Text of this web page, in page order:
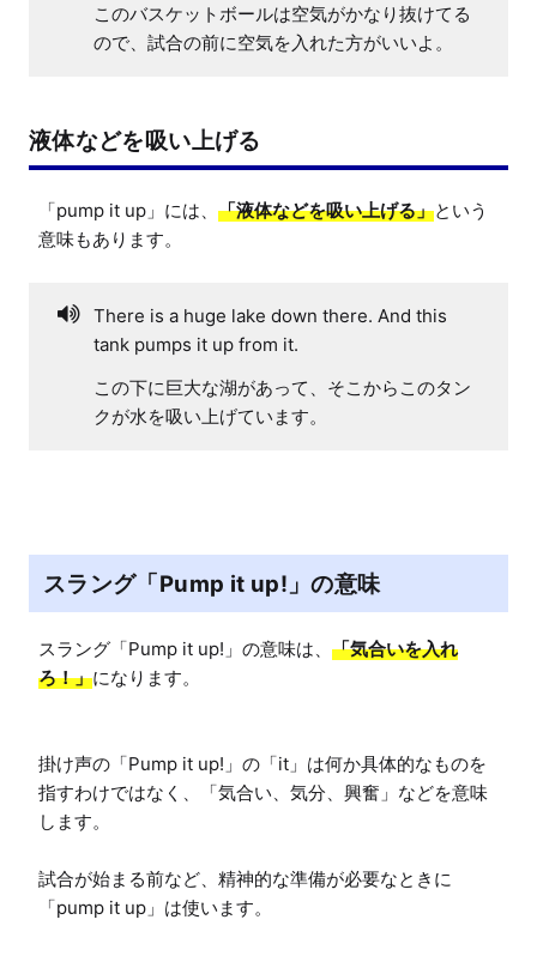
このバスケットボールは空気がかなり抜けてる
ので、試合の前に空気を入れた方がいいよ。
液体などを吸い上げる
「pump it up」には、 「液体などを吸い上げる」という
意味もあります。
There is a huge lake down there. And this
tank pumps it up from it.
この下に巨大な湖があって、そこからこのタン
クが水を吸い上げています。
スラング「Pump it up!」の意味
スラング「Pump it up!」の意味は、 「気合いを入れ
ろ！」になります。
掛け声の「Pump it up!」の「it」は何か具体的なものを
指すわけではなく、「気合い、気分、興奮」などを意味
します。
試合が始まる前など、精神的な準備が必要なときに
「pump it up」は使います。